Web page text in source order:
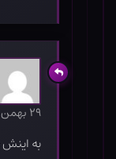
۲۹ بهمن ۹۹ در ۱:۲۱ ب٫ظ
به